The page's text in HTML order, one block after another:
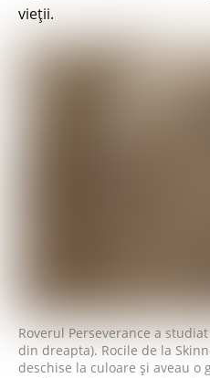
vieții.
Roverul Perseverance a
din dreapta). Rocile de la
deschise la culoare și aveau o